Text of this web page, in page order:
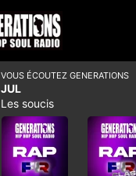
VOUS ÉCOUTEZ GENERATIONS
JUL
Les soucis